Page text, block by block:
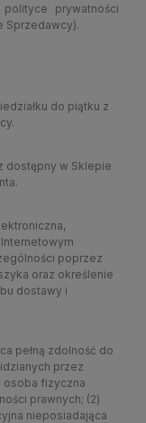
prywatności
Sprzedawcy).
do piątku z
dostępny w Sklepie
poprzez
oraz określenie
dostawy i
pełną zdolność do
przez
fizyczna
prawnych; (2)
nieposiadająca